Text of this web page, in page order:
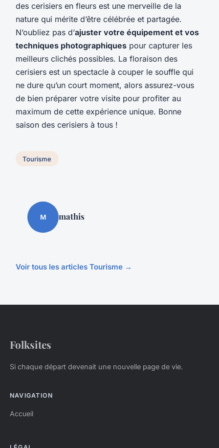
des cerisiers en fleurs est une merveille de la
nature qui mérite d’être célébrée et partagée.
N’oubliez pas d’ajuster votre équipement et vos
techniques photographiques pour capturer les
meilleurs clichés possibles. La floraison des
cerisiers est un spectacle à couper le souffle qui
ne dure qu’un court moment, alors assurez-vous
de bien préparer votre visite pour profiter au
maximum de cette expérience unique. Bonne
saison des cerisiers à tous !
Tourisme
M mathis
Voir tous les articles Tourisme →
Folksites
Si chaque départ devenait une nouvelle page de vie.
NAVIGATION
Accueil